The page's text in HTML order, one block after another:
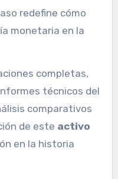
redefine cómo
monetaria en la
completas,
técnicos del
comparativos
de este activo
en la historia